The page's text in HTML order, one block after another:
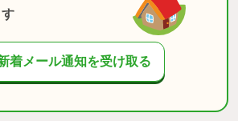
着メール通知を受け取る